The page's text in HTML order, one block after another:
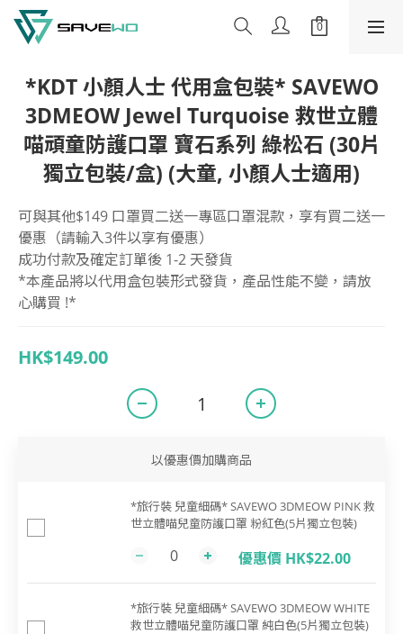
*KDT 小顏人士 代用盒包裝* SAVEWO
3DMEOW Jewel Turquoise 救世立體
喵頑童防護口罩 寶石系列 綠松石 (30片
獨立包裝/盒) (大童, 小顏人士適用)
可與其他$149 口罩買二送一專區口罩混款，享有買二送一
優惠（請輸入3件以享有優惠）
成功付款及確定訂單後 1-2 天發貨
*本產品將以代用盒包裝形式發貨，產品性能不變，請放
心購買 !*
HK$149.00
以優惠價加購商品
*旅行裝 兒童細碼* SAVEWO 3DMEOW PINK 救
世立體喵兒童防護口罩 粉紅色(5片獨立包裝)
優惠價 HK$22.00
*旅行裝 兒童細碼* SAVEWO 3DMEOW WHITE
救世立體喵兒童防護口罩 純白色(5片獨立包裝)